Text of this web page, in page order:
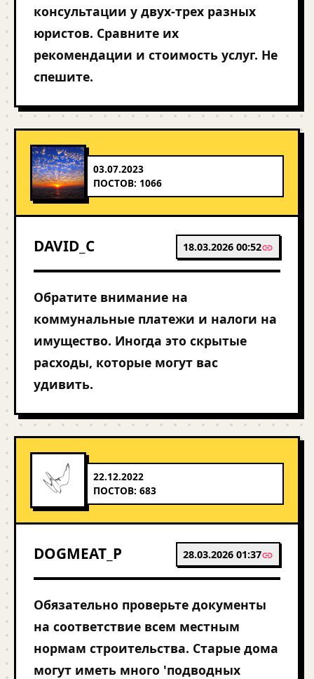
консультации у двух-трех разных
юристов. Сравните их
рекомендации и стоимость услуг. Не
спешите.
03.07.2023
ПОСТОВ: 1066
DAVID_C 18.03.2026 00:52
Обратите внимание на
коммунальные платежи и налоги на
имущество. Иногда это скрытые
расходы, которые могут вас
удивить.
22.12.2022
ПОСТОВ: 683
DOGMEAT_P 28.03.2026 01:37
Обязательно проверьте документы
на соответствие всем местным
нормам строительства. Старые дома
могут иметь много 'подводных